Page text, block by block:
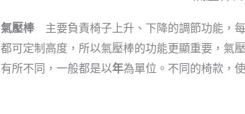
氣壓棒主要負責椅子上升、下降的調節功能，
都可定制高度，所以氣壓棒的功能更顯重要，氣
有所不同，一般都是以年為單位。不同的椅款，